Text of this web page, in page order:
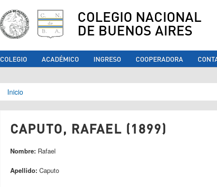
COLEGIO NACIONAL
DE BUENOS AIRES
COLEGIO ACADÉMICO INGRESO COOPERADORA
Se encuentra usted aquí
Inicio
CAPUTO, RAFAEL (1899)
Nombre: Rafael
Apellido: Caputo